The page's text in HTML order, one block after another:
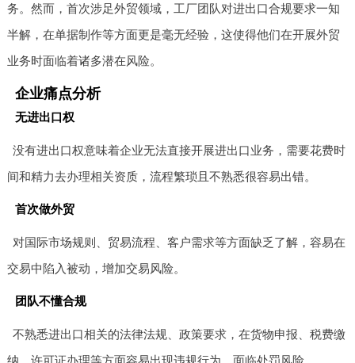
务。然而，首次涉足外贸领域，工厂团队对进出口合规要求一知
半解，在单据制作等方面更是毫无经验，这使得他们在开展外贸
业务时面临着诸多潜在风险。
企业痛点分析
无进出口权
没有进出口权意味着企业无法直接开展进出口业务，需要花费时
间和精力去办理相关资质，流程繁琐且不熟悉很容易出错。
首次做外贸
对国际市场规则、贸易流程、客户需求等方面缺乏了解，容易在
交易中陷入被动，增加交易风险。
团队不懂合规
不熟悉进出口相关的法律法规、政策要求，在货物申报、税费缴
纳、许可证办理等方面容易出现违规行为，面临处罚风险。